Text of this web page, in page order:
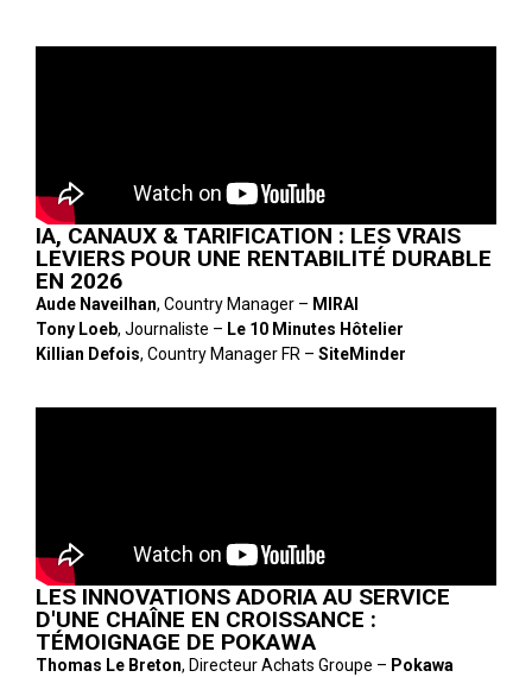
IA, CANAUX & TARIFICATION : LES VRAIS
LEVIERS POUR UNE RENTABILITÉ DURABLE
EN 2026
Aude Naveilhan, Country Manager – MIRAI
Tony Loeb, Journaliste – Le 10 Minutes Hôtelier
Killian Defois, Country Manager FR – SiteMinder
LES INNOVATIONS ADORIA AU SERVICE
D'UNE CHAÎNE EN CROISSANCE :
TÉMOIGNAGE DE POKAWA
Thomas Le Breton, Directeur Achats Groupe – Pokawa